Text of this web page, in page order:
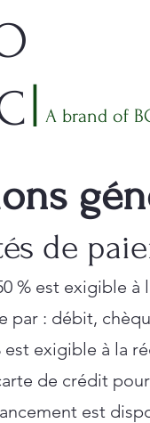
A brand of
de
% est exigible
par : débit,
est exigible à la
de crédit
est